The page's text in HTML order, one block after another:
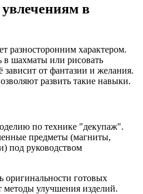
в
разносторонним характером.
в шахматы или рисовать
зависит от фантазии и желания.
развить такие навыки.
по технике "декупаж".
предметы (магниты,
под руководством
оригинальности готовых
методы улучшения изделий.